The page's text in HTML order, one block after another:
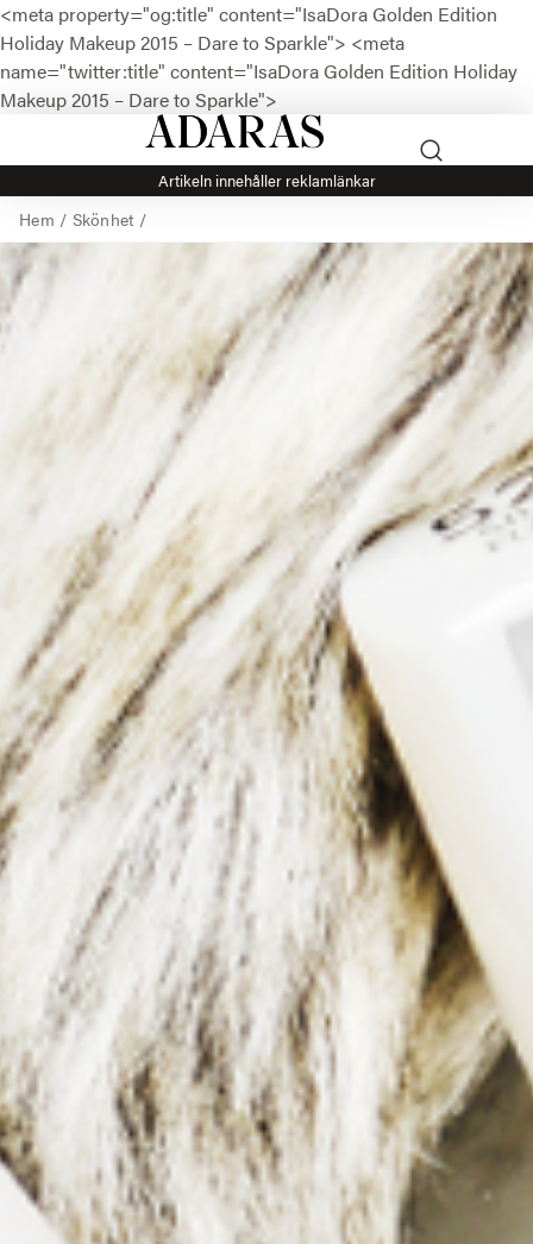
<meta property="og:title" content="IsaDora Golden Edition
Holiday Makeup 2015 – Dare to Sparkle"> <meta
name="twitter:title" content="IsaDora Golden Edition Holiday
Makeup 2015 – Dare to Sparkle">
Artikeln innehåller reklamlänkar
Hem / Skönhet/